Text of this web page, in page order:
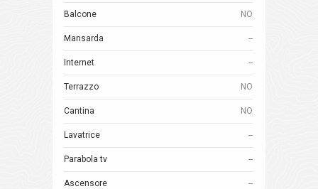
Balcone NO
Mansarda --
Internet --
Terrazzo NO
Cantina NO
Lavatrice --
Parabola tv --
Ascensore --